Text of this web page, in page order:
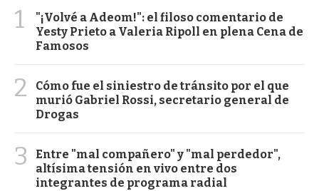
1
"¡Volvé a Adeom!": el filoso comentario de
Yesty Prieto a Valeria Ripoll en plena Cena de
Famosos
2
Cómo fue el siniestro de tránsito por el que
murió Gabriel Rossi, secretario general de
Drogas
3
Entre "mal compañero" y "mal perdedor",
altísima tensión en vivo entre dos
integrantes de programa radial